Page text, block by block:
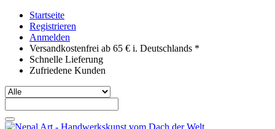
Startseite
Registrieren
Anmelden
Versandkostenfrei ab 65 € i. Deutschlands *
Schnelle Lieferung
Zufriedene Kunden